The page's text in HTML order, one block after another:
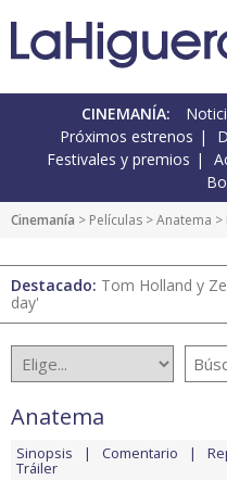
CINEMANÍA:
Próximos estrenos
Festivales y premios
Cinemanía > Películas >Anatema >
Destacado: Tom Holland y
day'
Anatema
Sinopsis Comentario
Tráiler